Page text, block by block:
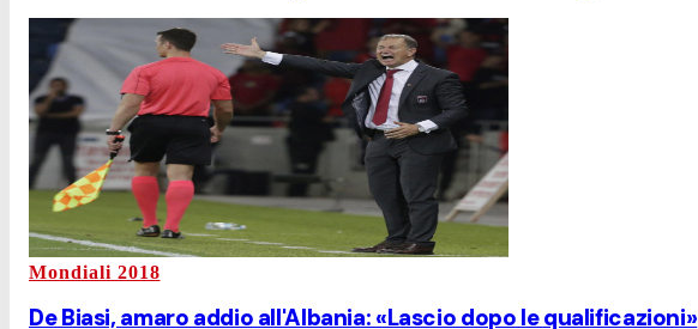
Mondiali 2018
De Biasi, amaro addio all'Albania: «Lascio dopo le qualificazioni»